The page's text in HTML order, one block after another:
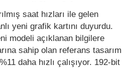
saat hızları ile gelen
yeni grafik kartını duyurdu.
modeli açıklanan bilgilere
sahip olan referans tasarım
daha hızlı çalışıyor. 192-bit